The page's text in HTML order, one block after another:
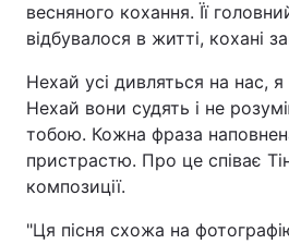
весняного кохання. Її
відбувалося в житті, кохані
Нехай усі дивляться на нас,
Нехай вони судять і не
тобою. Кожна фраза
пристрастю. Про це співає
композиції.
"Ця пісня схожа на